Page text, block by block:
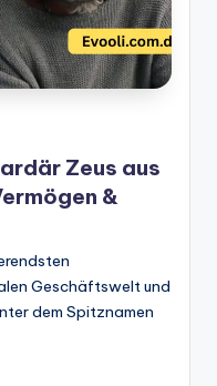
Zeus aus
&
Geschäftswelt und
dem Spitznamen